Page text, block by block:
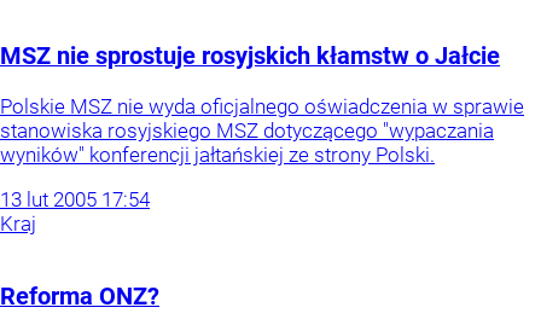
MSZ nie sprostuje rosyjskich kłamstw o Jałcie
Polskie MSZ nie wyda oficjalnego oświadczenia w sprawie
stanowiska rosyjskiego MSZ dotyczącego "wypaczania
wyników" konferencji jałtańskiej ze strony Polski.
13 lut 2005 17:54
Kraj
Reforma ONZ?